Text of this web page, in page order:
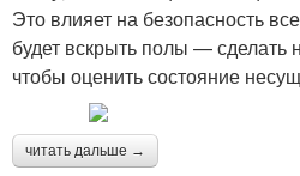
Это влияет на безопасность
будет вскрыть полы — сделать
чтобы оценить состояние
читать дальше →